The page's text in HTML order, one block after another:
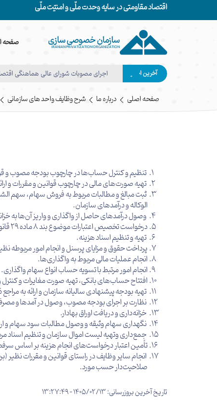
اقتصاد مقاومتی در سایه وحدت ملّی و امنیّت ملّی
سازمان خصوصی سازی
IRANIAN PRIVATIZATION ORGANIZATION صفحه
آخرین اخبار اجرای مصوبات شورای عالی هماهنگی
صفحه اصلی درباره ما شرح وظایف واحد های سازمانی
تنظیم و کنترل حساب‌ها در چارچوب بودجه مصوب و
تهیه صورت‌های مالی در چارچوب قوانین و مقررات و
ثبت مبالغ و مطالبات مربوط به فروش سهام، سهم
الوكاله و درآمدهای سازمان.
وصول درآمدهای حاصل از واگذاری و واریز آن‌ها به
درخواست تخصیص اعتبارات موضوع بند ۸ ماده ۲۹ قانون اجرای سیاست‌های كلی اصل(۴۴) از خزانه‌داری کل و مبادله موافقت‌نامه‌های لازم.
تهیه و تنظیم اسناد هزینه.
پرداخت حقوق و مزایای پرسنل و انجام امور مربوطه
انجام عملیات مالی مربوط به واگذاری‌ها.
انجام امور مرتبط با تسویه حساب انواع سهام واگذاری.
افتتاح حساب‌های بانکی، تهیه صورت مغایرات و
تهیه بودجه پیشنهادی سالیانه سازمان و ارائه به
نظارت بر اجرای بودجه مصوب، وصول در آمدها و
خزانه‌داری و دریافت اوراق بهادار.
نگهداری سهام وثیقه و وصول مطالبات سود سهام و
جمع‌داری وتهیه لیست اموال سازمان و تنظیم اسناد
تأمین اعتبار درخواست‌های انجام هزینه بر اساس
انجام سایر وظایف در راستای قوانین و مقررات
صلاحیت‌دار حسب مورد.
تاریخ آخرین بروزرسانی: 1405/02/13 - 13:27:49